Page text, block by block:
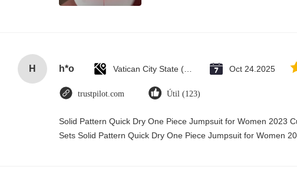
H h*o Oct 24.2025
trustpilot.com Útil (123)
Solid Pattern Quick Dry One Piece Jumpsuit for Women 2023
Sets Solid Pattern Quick Dry One Piece Jumpsuit for Women